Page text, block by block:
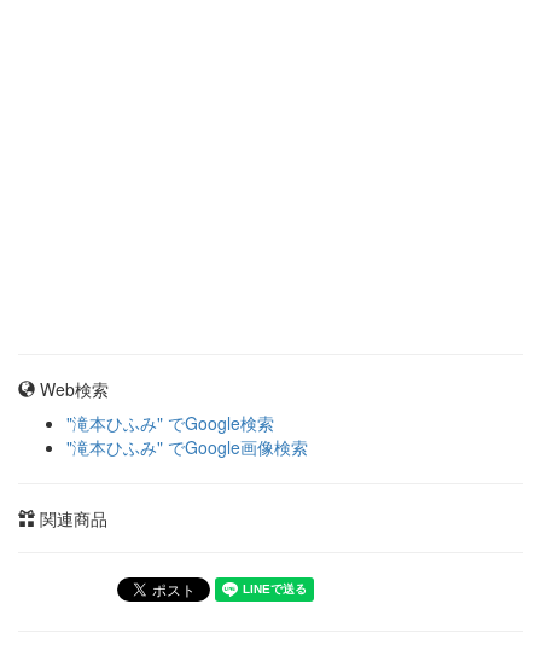
Web検索
"滝本ひふみ" でGoogle検索
"滝本ひふみ" でGoogle画像検索
関連商品